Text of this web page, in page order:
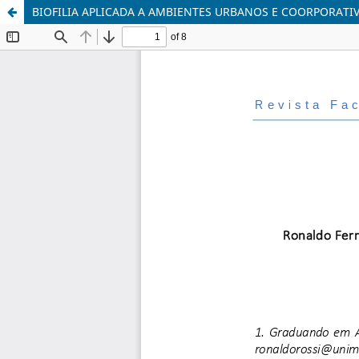
BIOFILIA APLICADA A AMBIENTES URBANOS E